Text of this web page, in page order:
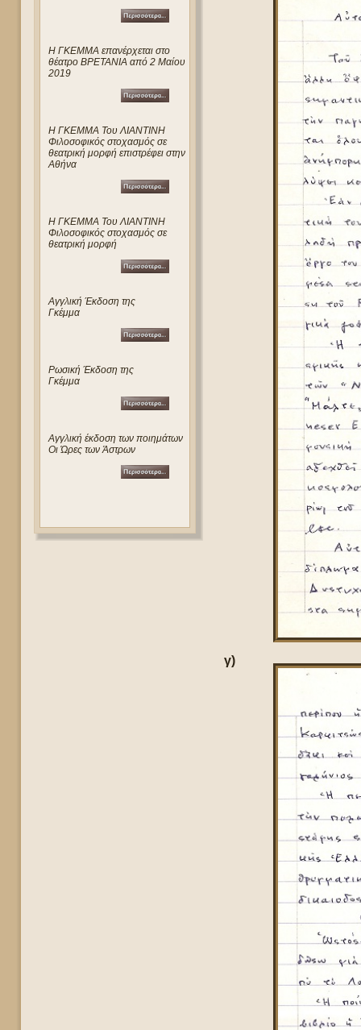
Η ΓΚΕΜΜΑ επανέρχεται στο
θέατρο ΒΡΕΤΑΝΙΑ από 2 Μαίου
2019
Η ΓΚΕΜΜΑ Του ΛΙΑΝΤΙΝΗ
Φιλοσοφικός στοχασμός σε
θεατρική μορφή επιστρέφει στην
Αθήνα
Η ΓΚΕΜΜΑ Του ΛΙΑΝΤΙΝΗ
Φιλοσοφικός στοχασμός σε
θεατρική μορφή
Αγγλική Έκδοση της
Γκέμμα
Ρωσική Έκδοση της
Γκέμμα
Αγγλική έκδοση των ποιημάτων
Οι Ώρες των Άστρων
γ)